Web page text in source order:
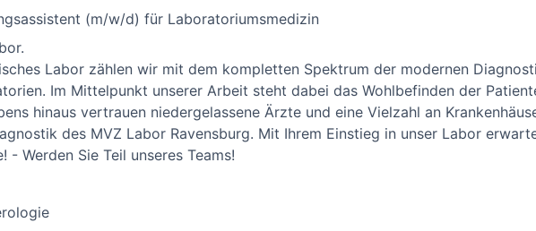
(m/w/d) für Laboratoriumsmedizin
Labor zählen wir mit dem kompletten Spektrum der modernen
Im Mittelpunkt unserer Arbeit steht dabei das Wohlbefinden der
hinaus vertrauen niedergelassene Ärzte und eine Vielzahl an
des MVZ Labor Ravensburg. Mit Ihrem Einstieg in unser Labor
- Werden Sie Teil unseres Teams!